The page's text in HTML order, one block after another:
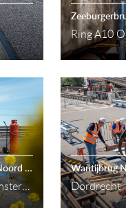
Ring A10
Onderhoudswerkzaamheden A10 Noord en A8
A10 Noord en A8, Zaandam/Amsterdam
Wantijbrug
Dordrecht